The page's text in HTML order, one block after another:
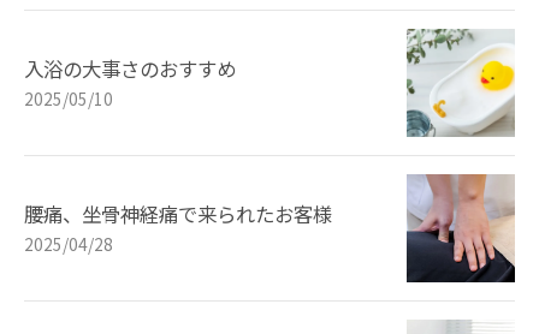
入浴の大事さのおすすめ
2025/05/10
腰痛、坐骨神経痛で来られたお客様
2025/04/28